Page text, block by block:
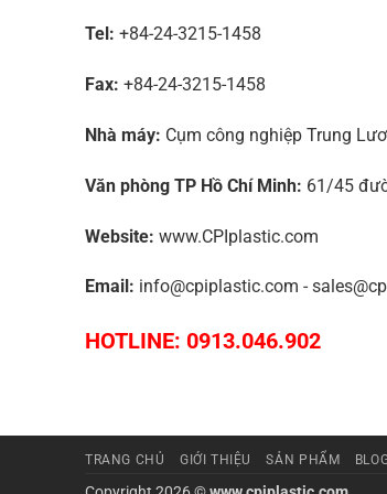
Tel: +84-24-3215-1458
Fax: +84-24-3215-1458
Nhà máy: Cụm công nghiệp Trung
Văn phòng TP Hồ Chí Minh: 61/45
Website: www.CPIplastic.com
Email: info@cpiplastic.com -
HOTLINE: 0913.046.902
TRANG CHỦ GIỚI THIỆU SẢN PHẨM